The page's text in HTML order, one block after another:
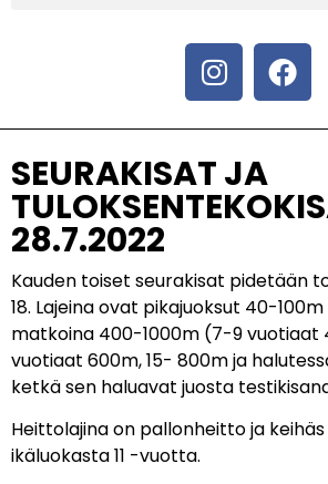
SEURAKISAT JA
28.7.2022
Kauden toiset seurakisat pidetään
18. Lajeina ovat pikajuoksut 40-
matkoina 400-1000m (7-9 vuotiaat
vuotiaat 600m, 15- 800m ja
ketkä sen haluavat juosta
Heittolajina on pallonheitto ja
ikäluokasta 11 -vuotta.